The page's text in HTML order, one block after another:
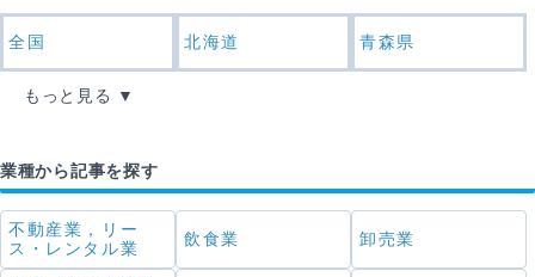
全国 北海道 青森県
もっと見る
業種から記事を探す
不動産業，リー
ス・レンタル業
飲食業 卸売業